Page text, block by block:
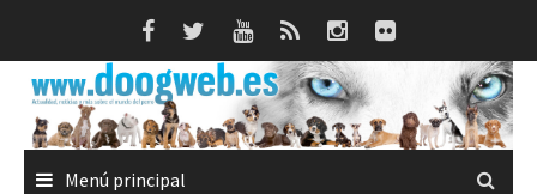
Menú principal